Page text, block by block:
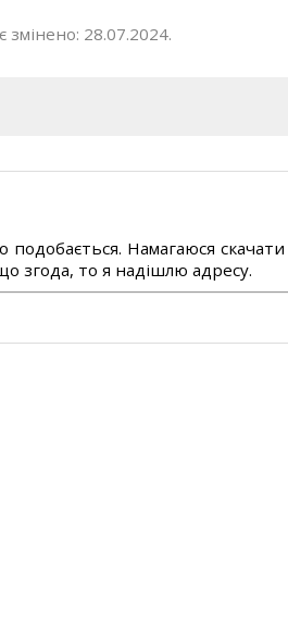
змінено: 28.07.2024.
Намагаюся
згода, то я надішлю адресу.